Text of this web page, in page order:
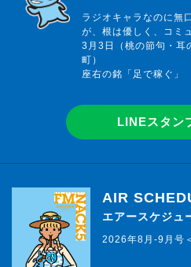
ラジオキャラなのに無
が、根は優しく、コミ
3月3日（桃の節句・耳
町）
座右の銘「足で稼ぐ」
LINEスタン
AIR
エアースケジュ
2026年8月-9月号